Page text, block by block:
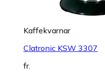
Kaffekvarnar
Clatronic KSW 3307
fr.